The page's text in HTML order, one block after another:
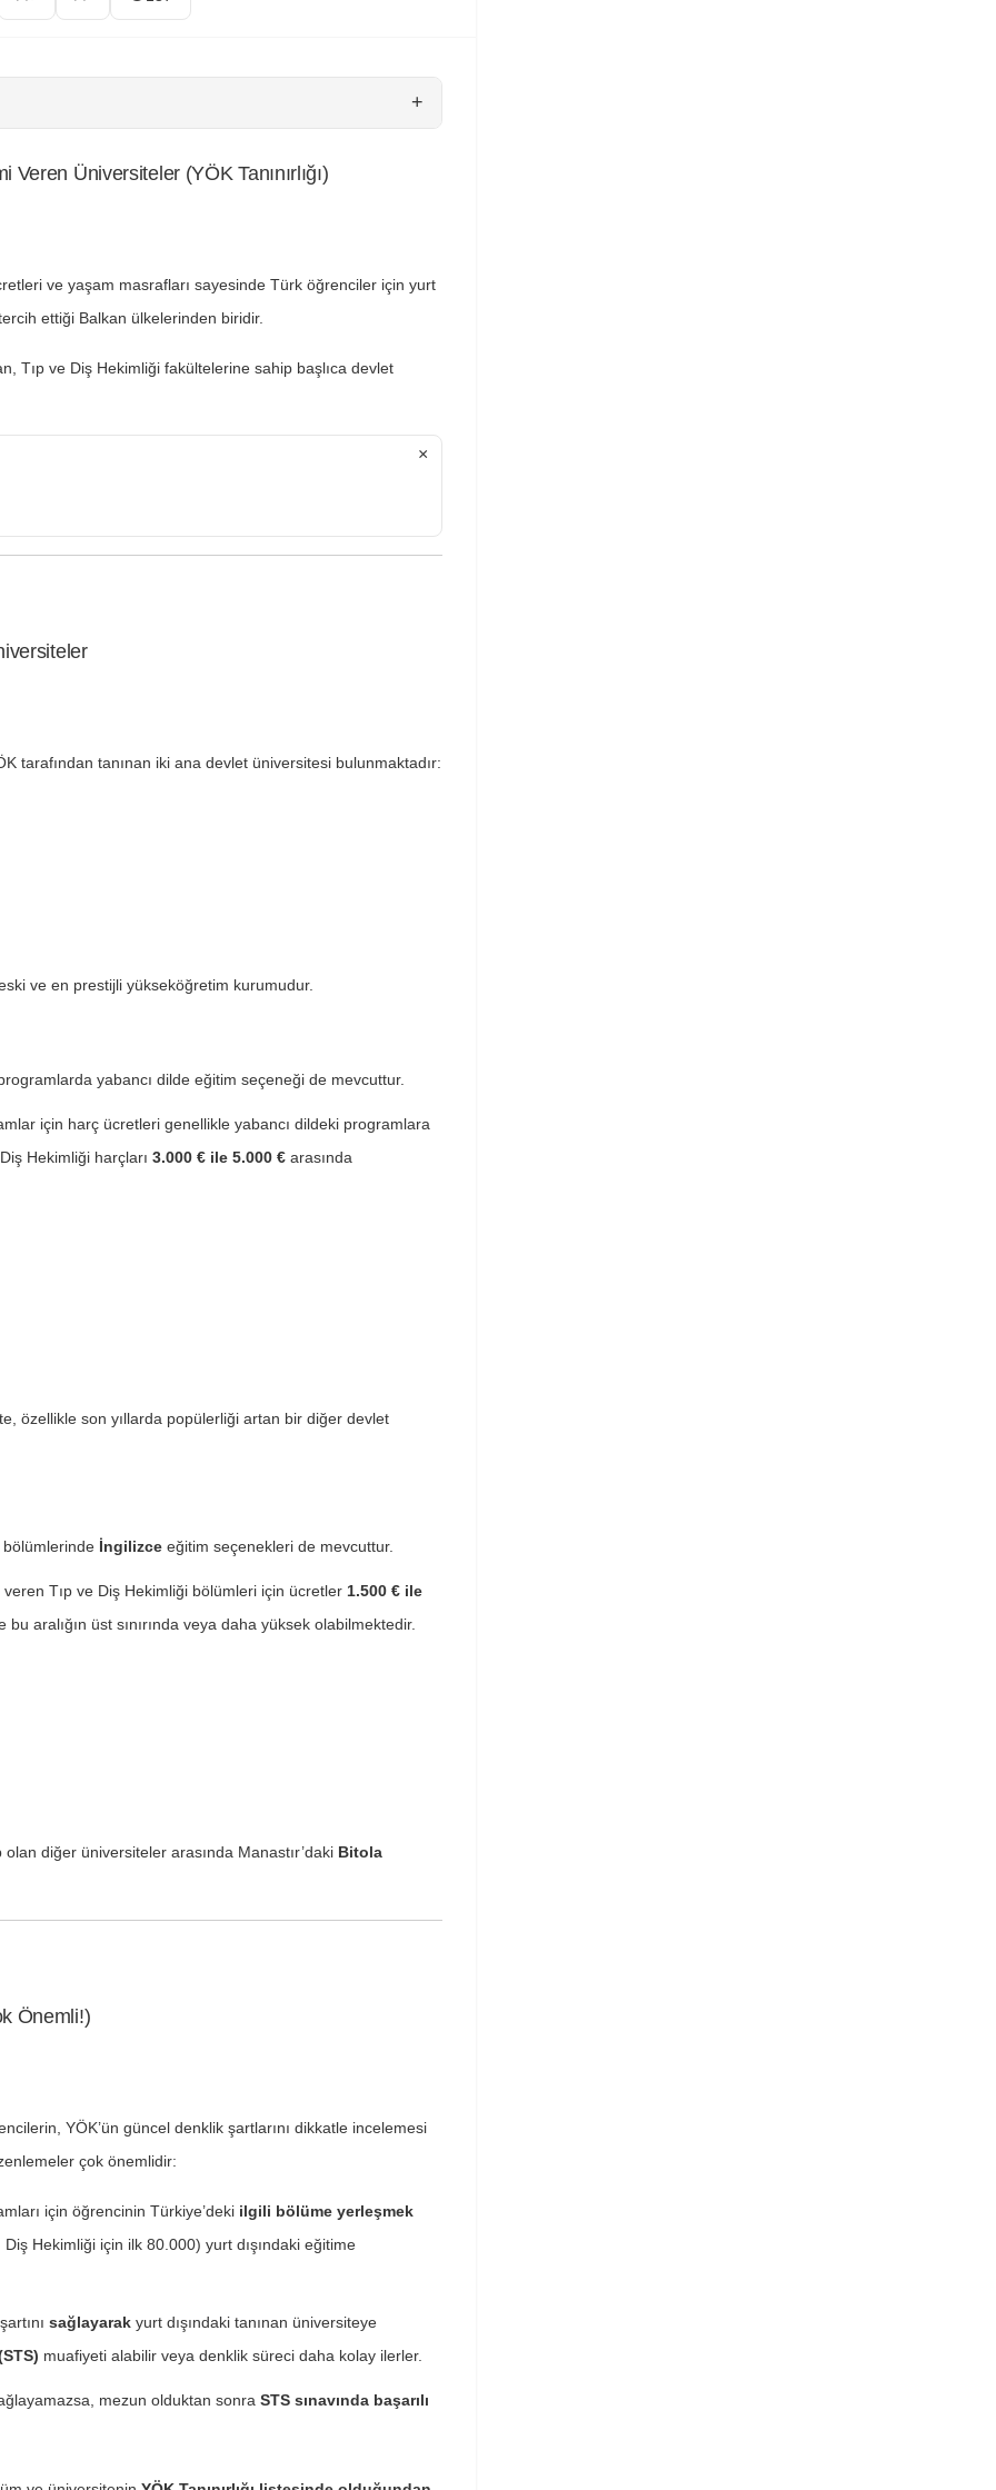
+
Üniversiteler (YÖK Tanınırlığı)
ve yaşam masrafları sayesinde Türk öğrenciler için yurt
ettiği Balkan ülkelerinden biridir.
Tıp ve Diş Hekimliği fakültelerine sahip başlıca devlet
×
tarafından tanınan iki ana devlet üniversitesi bulunmaktadır:
ve en prestijli yükseköğretim kurumudur.
programlarda yabancı dilde eğitim seçeneği de mevcuttur.
için harç ücretleri genellikle yabancı dildeki programlara
Hekimliği harçları 3.000 € ile 5.000 € arasında
özellikle son yıllarda popülerliği artan bir diğer devlet
bölümlerinde İngilizce eğitim seçenekleri de mevcuttur.
Tıp ve Diş Hekimliği bölümleri için ücretler 1.500 € ile
aralığın üst sınırında veya daha yüksek olabilmektedir.
diğer üniversiteler arasında Manastır’daki Bitola
Önemli!)
YÖK’ün güncel denklik şartlarını dikkatle incelemesi
çok önemlidir:
için öğrencinin Türkiye’deki ilgili bölüme yerleşmek
Hekimliği için ilk 80.000) yurt dışındaki eğitime
sağlayarak yurt dışındaki tanınan üniversiteye
muafiyeti alabilir veya denklik süreci daha kolay ilerler.
mezun olduktan sonra STS sınavında başarılı